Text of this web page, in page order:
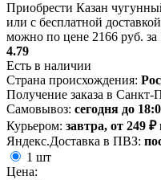
Приобрести Казан
или с бесплатной
можно по цене 2166 руб. за
4.79
Есть в наличии
Страна происхождения:
Получение заказа в Санкт-
Самовывоз: сегодня до
Курьером: завтра, от 249
Яндекс.Доставка в ПВЗ:
1 шт
Цена: